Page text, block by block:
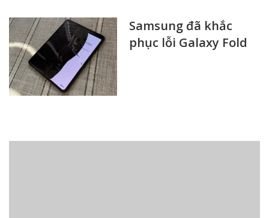
Samsung đã khắc
phục lỗi Galaxy Fold